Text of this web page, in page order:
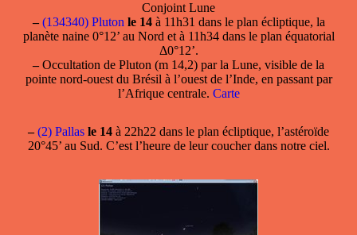
Conjoint Lune
– (134340) Pluton le 14à 11h31 dans le plan écliptique, la
planète naine 0°12’ au Nord et à 11h34 dans le plan équatorial
Δ0°12’.
–Occultation de Pluton (m 14,2) par la Lune, visible de la
pointe nord-ouest du Brésil à l’ouest de l’Inde, en passant par
l’Afrique centrale. Carte
– (2) Pallas le 14 à 22h22 dans le plan écliptique, l’astéroïde
20°45’ au Sud. C’est l’heure de leur coucher dans notre ciel.